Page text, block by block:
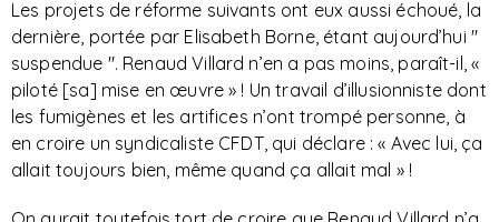
Les projets de réforme suivants ont eux aussi échoué, la
dernière, portée par Elisabeth Borne, étant aujourd’hui "
suspendue ". Renaud Villard n’en a pas moins, paraît-il, «
piloté [sa] mise en œuvre » ! Un travail d’illusionniste dont
les fumigènes et les artifices n’ont trompé personne, à
en croire un syndicaliste CFDT, qui déclare : « Avec lui, ça
allait toujours bien, même quand ça allait mal » !